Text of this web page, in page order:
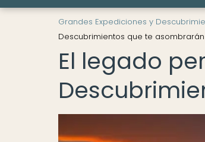
Grandes Expediciones y
Descubrimientos que te asombrarán
El legado